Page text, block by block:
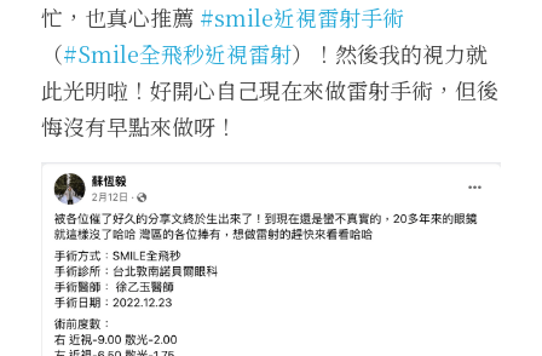
忙，也真心推薦 #smile近視雷射手術
（#Smile全飛秒近視雷射）！然後我的視力就
此光明啦！好開心自己現在來做雷射手術，但後
悔沒有早點來做呀！